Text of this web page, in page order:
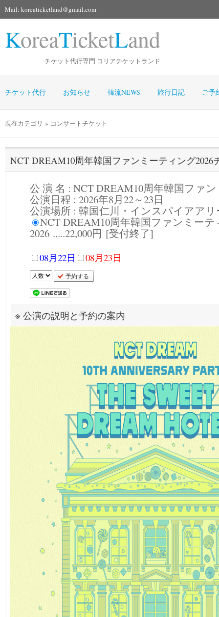
Mail: koreaticketland@gmail.com
KoreaTicketLand
チケット代行専門 コリアチケットランド
チケット代行 お知らせ 韓流NEWS 旅行日記 ご予
現在カテゴリ » コンサートチケット
NCT DREAM10周年韓国ファンミーティング2026
公 演 名 : NCT DREAM10周年韓国ファ
公演日程 : 2026年8月22～23日
公演場所 : 韓国仁川・インスパイアアリ
NCT DREAM10周年韓国ファンミー
2026 .....22,000円 [受付終了]
08月22日 08月23日
予約する
※ 公演の説明と予約の案内